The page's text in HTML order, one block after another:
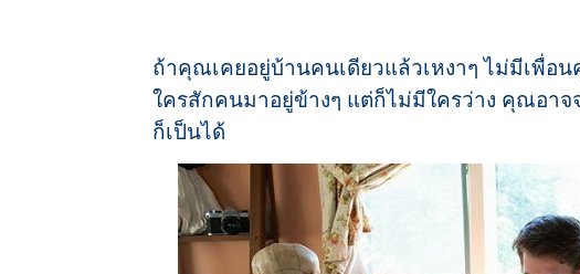
ถ้าคุณเคยอยู่บ้านคนเดียวแล้วเหงาๆ ไม่มีเพื่อน
ใครสักคนมาอยู่ข้างๆ แต่ก็ไม่มีใครว่าง คุณอาจ
ก็เป็นได้